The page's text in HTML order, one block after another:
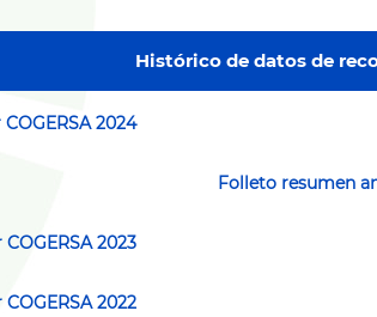
Histórico de datos de
2024
Folleto resumen
2023
2022